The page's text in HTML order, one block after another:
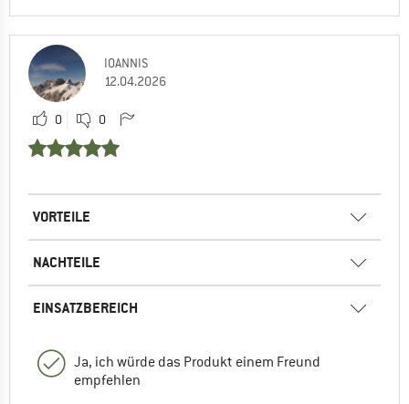
IOANNIS
12.04.2026
0 0
VORTEILE
NACHTEILE
EINSATZBEREICH
Ja, ich würde das Produkt einem Freund
empfehlen